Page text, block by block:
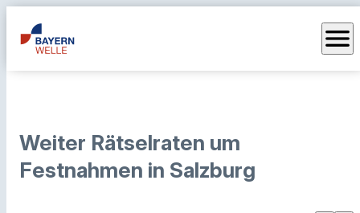
menu
Weiter Rätselraten um
Festnahmen in Salzburg